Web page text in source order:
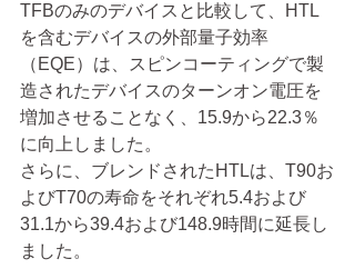
TFBのみのデバイスと比較して、HTL
を含むデバイスの外部量子効率
（EQE）は、スピンコーティングで製
造されたデバイスのターンオン電圧を
増加させることなく、15.9から22.3％
に向上しました。
さらに、ブレンドされたHTLは、T90お
よびT70の寿命をそれぞれ5.4および
31.1から39.4および148.9時間に延長し
ました。